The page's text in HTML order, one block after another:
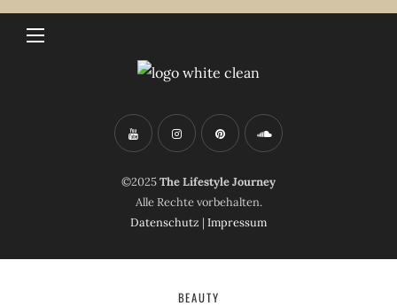
©2025The Lifestyle Journey
Alle Rechte vorbehalten.
Datenschutz | Impressum
BEAUTY